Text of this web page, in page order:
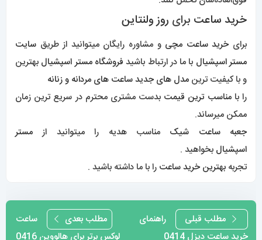
نوشته
خرید ساعت دیزل 0414
دیدگاهتان را بنویسید
نشانی ایمیل شما منتشر نخواهد شد.
بخش‌های موردنیاز
علامت‌گذاری شده‌اند
دیدگاه
*